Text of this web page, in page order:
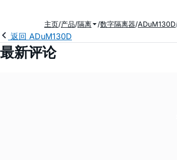
主页 产品 隔离 数字隔离器 ADuM130D
返回 ADuM130D
最新评论